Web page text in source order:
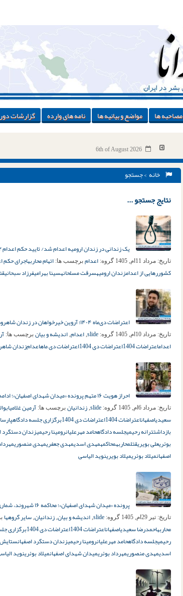
مصاحبه ها مواضع و بیانیه ها نامه های وارده گزارشات
6th of August 2026
خانه > جستجو
نتایج جستجو ...
یک زندانی در زندان ارومیه اعدام شد/ تایید حکم اعدام ۲ متهم و رهایی یک زندانی از چوبه‌دار
تاریخ: مرداد 11ام, 1405 گروه: اعدام برچسب ها: اتهام محاربهاجرای حکم
کشوررهایی از اعدامزندان ارومیهسرقت مسلحانهسینا بهرامیفرزاد سبحانی
اعتراضات دی‌ماه ۱۴۰۴؛ آروین خیرخواهان در زندان شاهرود اعدام شد
تاریخ: مرداد 10ام, 1405 گروه: slide
, اعدام, اندیشه و بیان برچسب ها:
اعداماعتراضات 1404 اعتراضات دی 1404 اعتراضات دی ماهاعدام‌زندان
احراز هویت ۱۶ متهم پرونده «میدان شهدای اصفهان»؛ ادامه بلاتکلیفی در زندان‌های اصفهان
تاریخ: مرداد 6ام, 1405 گروه: slide
, زندانیان برچسب ها: آرمین غلامی
سعیدیاصفهاناعتراضات 1404 اعتراضات دی 1404 برگزاری جلسه دادگاه
بازداشتترانه رحیمیجلسه دادگاهحامد مهرعلیانرومینا رحیمیزندان دستگرد
بوئریعلی بویریقتلمحاربهمحاکمهمهدی اسدیمهدی جعفریمهدی منصوری
اصفهانمیلاد بوئریمیلاد بویرینوید الیاسی
پرونده «میدان شهدای اصفهان»؛ محاکمه ۱۶ شهروند، شماری با اتهام محاربه
تاریخ: تیر 29ام, 1405 گروه: slide
, اندیشه و بیان, زندانیان, سایر گروهها
محاربهاحمدرضا سعیدیاصفهاناعتراضات 1404 اعتراضات دی 1404 برگزاری
رحیمیجلسه دادگاهحامد مهرعلیانرومینا رحیمیزندان دستگرد اصفهان
اسدیمهدی منصوریمهرداد بوئریمیدان شهدای اصفهانمیلاد بوئرینوید